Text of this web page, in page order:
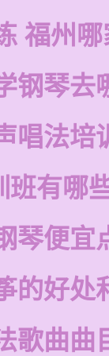
福州
钢琴去
唱法培
班有哪
琴便宜
的好处
歌曲曲